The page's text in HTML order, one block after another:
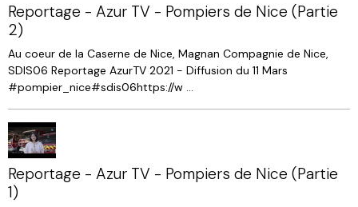
Reportage - Azur TV - Pompiers de Nice (Partie
2)
Au coeur de la Caserne de Nice, Magnan Compagnie de Nice,
SDIS06 Reportage AzurTV 2021 - Diffusion du 11 Mars
#pompier_nice​ #sdis06​ https://w ...
Reportage - Azur TV - Pompiers de Nice (Partie
1)